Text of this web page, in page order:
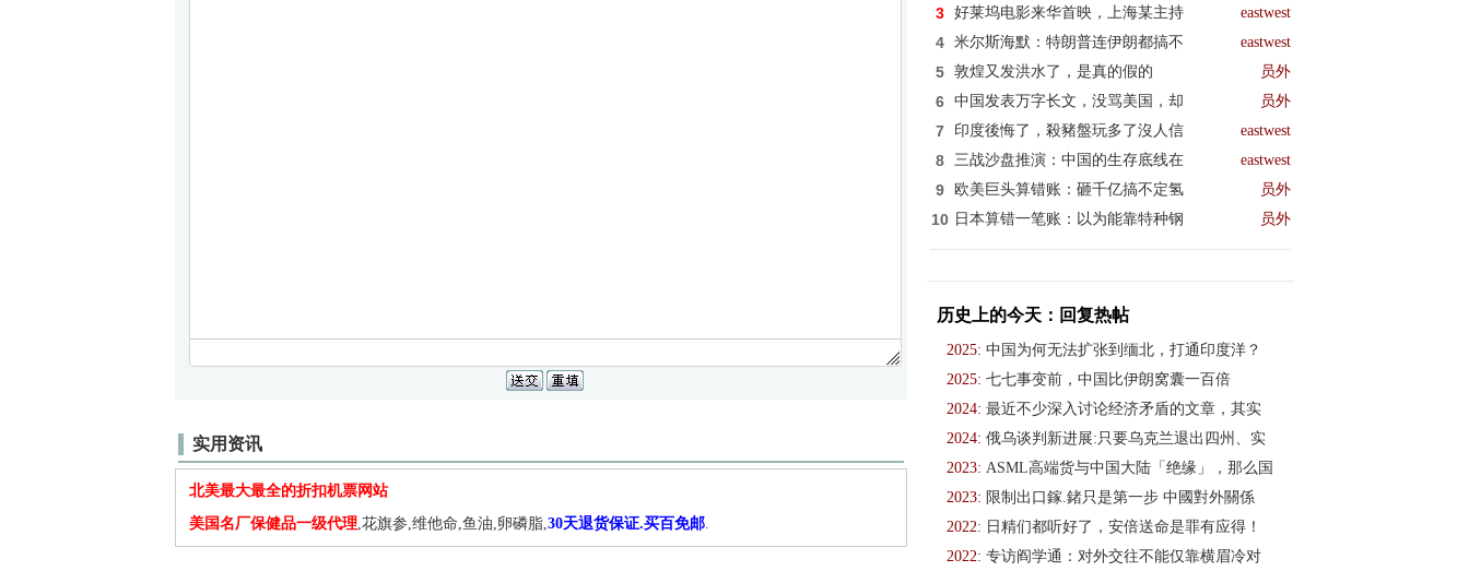
实用资讯
北美最大最全的折扣机票网站
美国名厂保健品一级代理,花旗参,维他命,鱼油,卵磷脂,30天退货保证.买百免邮.
3 好莱坞电影来华首映，上海某主持 eastwest
4 米尔斯海默：特朗普连伊朗都搞不 eastwest
5 敦煌又发洪水了，是真的假的 员外
6 中国发表万字长文，没骂美国，却 员外
7 印度後悔了，殺豬盤玩多了沒人信 eastwest
8 三战沙盘推演：中国的生存底线在 eastwest
9 欧美巨头算错账：砸千亿搞不定氢 员外
10 日本算错一笔账：以为能靠特种钢 员外
历史上的今天：回复热帖
2025: 中国为何无法扩张到缅北，打通印度洋？
2025: 七七事变前，中国比伊朗窝囊一百倍
2024: 最近不少深入讨论经济矛盾的文章，其实
2024: 俄乌谈判新进展:只要乌克兰退出四州、实
2023: ASML高端货与中国大陆「绝缘」，那么国
2023: 限制出口鎵.鍺只是第一步 中國對外關係
2022: 日精们都听好了，安倍送命是罪有应得！
2022: 专访阎学通：对外交往不能仅靠横眉冷对